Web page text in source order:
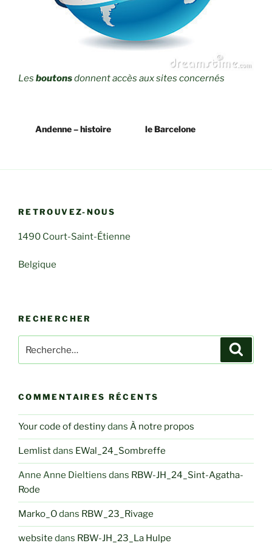
Les boutonsdonnent accès aux sites concernés
Andenne – histoire le Barcelone
RETROUVEZ-NOUS
1490 Court-Saint-Étienne
Belgique
RECHERCHER
pour
COMMENTAIRES RÉCENTS
Your code of destinydans À notre propos
Lemlistdans EWal_24_Sombreffe
Anne Anne Dieltiens dans RBW-JH_24_Sint-Agatha-
Rode
Marko_Odans RBW_23_Rivage
website dans RBW-JH_23_La Hulpe